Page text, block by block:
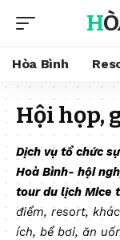
Hòa Bình
Hội họp,
Dịch vụ tổ chức
Hoà Bình- hội
tour du lịch Mice
điểm, resort,
ích, bể bơi, ăn